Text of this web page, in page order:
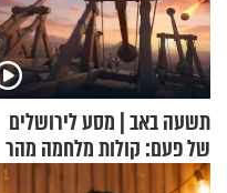
תשעה באב | מסע לירושלים
של פעם: קולות מלחמה מהר
הזיתים